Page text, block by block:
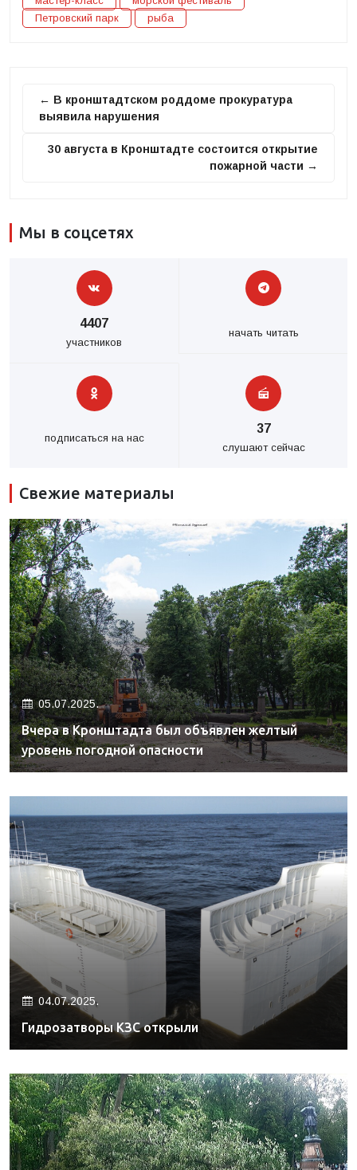
Петровский парк
рыба
← В кронштадтском роддоме прокуратура
выявила нарушения
30 августа в Кронштадте состоится открытие
пожарной части →
Мы в соцсетях
4407
участников
начать читать
подписаться на нас
37
слушают сейчас
Свежие материалы
05.07.2025.
Вчера в Кронштадта был объявлен желтый
уровень погодной опасности
04.07.2025.
Гидрозатворы КЗС открыли